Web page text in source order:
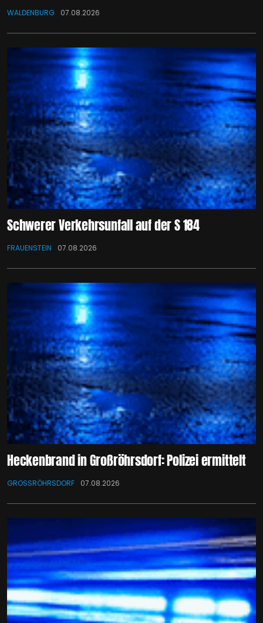
WALDENBURG 07.08.2026
Schwerer Verkehrsunfall auf der S 184
FRAUENSTEIN 07.08.2026
Heckenbrand in Großröhrsdorf: Polizei ermittelt
GROSSRÖHRSDORF 07.08.2026